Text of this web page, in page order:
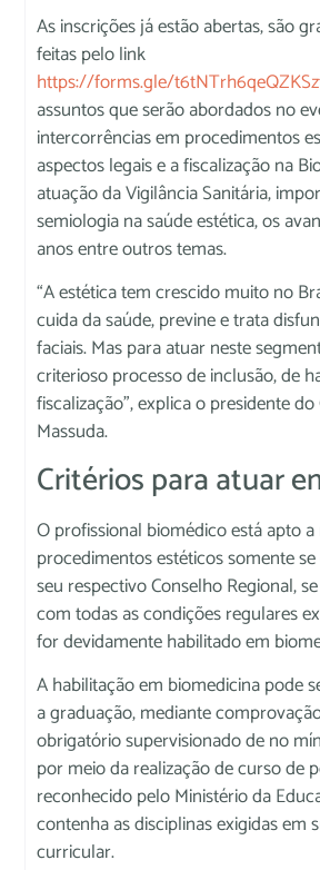
As inscrições já estão abertas, são
feitas pelo link
https://forms.gle/
assuntos que serão abordados no
intercorrências em procedimentos
aspectos legais e a fiscalização na
atuação da Vigilância Sanitária,
semiologia na saúde estética, os
anos entre outros temas.
“A estética tem crescido muito no
cuida da saúde, previne e trata
faciais. Mas para atuar neste
criterioso processo de inclusão, de
fiscalização”, explica o presidente
Massuda.
Critérios para atuar
O profissional biomédico está apto
procedimentos estéticos somente
seu respectivo Conselho Regional,
com todas as condições regulares
for devidamente habilitado em
A habilitação em biomedicina pode
a graduação, mediante
obrigatório supervisionado de no
por meio da realização de curso de
reconhecido pelo Ministério da
contenha as disciplinas exigidas em
curricular.